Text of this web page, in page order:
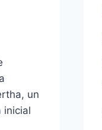
un
inicial